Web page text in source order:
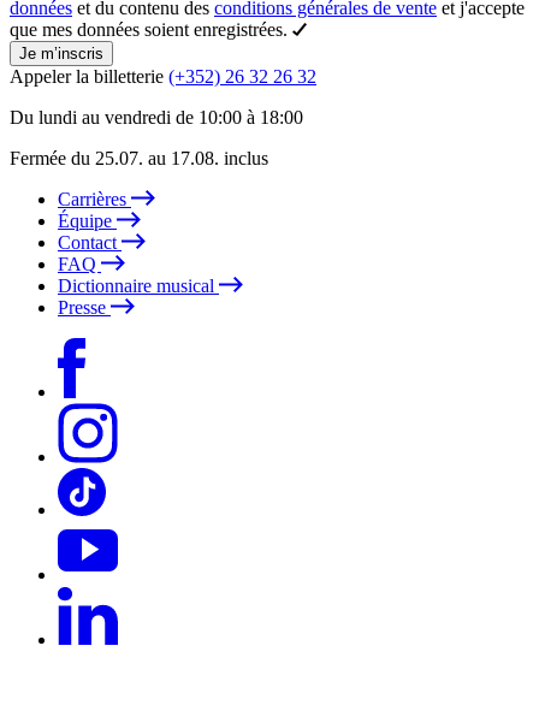
données et du contenu des conditions générales de vente et j'accepte
que mes données soient enregistrées.
Je m’inscris
Appeler la billetterie (+352) 26 32 26 32
Du lundi au vendredi de 10:00 à 18:00
Fermée du 25.07. au 17.08. inclus
Carrières
Équipe
Contact
FAQ
Dictionnaire musical
Presse